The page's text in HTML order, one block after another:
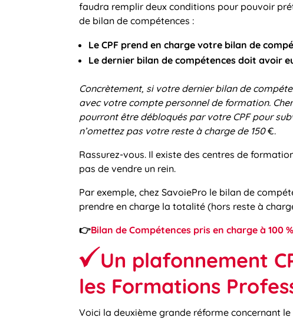
faudra remplir deux conditions pour pouvoir
de bilan de compétences :
Le CPF prend en charge votre bilan de
Le dernier bilan de compétences doit avoir
Concrètement, si votre dernier bilan de
avec votre compte personnel de formation.
pourront être débloqués par votre CPF pour
n’omettez pas votre reste à charge de 150€.
Rassurez-vous. Il existe des centres de
pas de vendre un rein.
Par exemple, chez SavoiePro le bilan de
prendre en charge la totalité (hors reste à
👉Bilan de Compétences pris en charge à 100
Un plafonnement
les Formations
Voici la deuxième grande réforme concernant